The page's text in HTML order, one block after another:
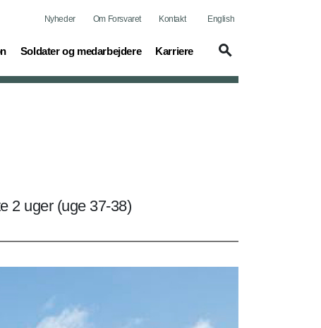
Nyheder Om Forsvaret Kontakt English
Soldater og medarbejdere
(current) Karriere
(current)
2 uger (uge 37-38)